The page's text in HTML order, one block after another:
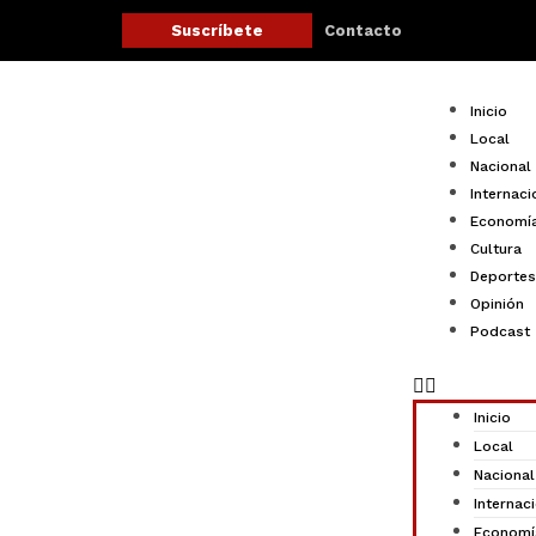
contenido
Suscríbete Contacto
Inicio
Local
Nacional
Cultura
Deportes
Opinión
Podcast
Menu
Inicio
Local
Nacional